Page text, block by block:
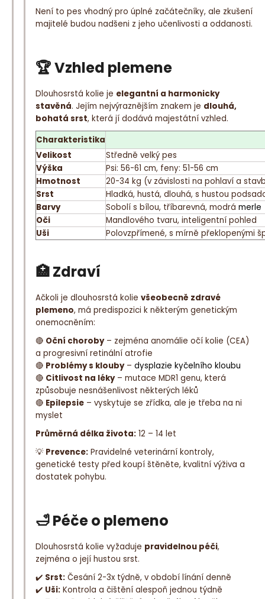
Není to pes vhodný pro úplné začátečníky, ale zkušení
majitelé budou nadšeni z jeho učenlivosti a oddanosti.
🏆 Vzhled plemene
Dlouhosrstá kolie je elegantní a harmonicky
stavěná. Jejím nejvýraznějším znakem je dlouhá,
bohatá srst, která jí dodává majestátní vzhled.
Charakteristika
Velikost
Středně velký pes
Výška
Psi: 56-61 cm, feny: 51-56 cm
Hmotnost
20-34 kg (v závislosti na pohlaví a
Srst
Hladká, hustá, dlouhá, s hustou
Barvy
Sobolí s bílou, tříbarevná, modrá merle
Oči
Mandlového tvaru, inteligentní pohled
Uši
Polovzpřímené, s mírně překlopenými
🏥 Zdraví
Ačkoli je dlouhosrstá kolie všeobecně zdravé
plemeno, má predispozici k některým genetickým
onemocněním:
🔴 Oční choroby– zejména anomálie očí kolie (CEA)
a progresivní retinální atrofie
🔴 Problémy s klouby– dysplazie kyčelního kloubu
🔴 Citlivost na léky– mutace MDR1 genu, která
způsobuje nesnášenlivost některých léků
🔴 Epilepsie – vyskytuje se zřídka, ale je třeba na ni
myslet
Průměrná délka života: 12 – 14 let
💡 Prevence: Pravidelné veterinární kontroly,
genetické testy před koupí štěněte, kvalitní výživa a
dostatek pohybu.
🛁 Péče o plemeno
Dlouhosrstá kolie vyžaduje pravidelnou péči,
zejména o její hustou srst.
✔️ Srst: Česání 2-3x týdně, v období línání denně
✔️ Uši: Kontrola a čištění alespoň jednou týdně